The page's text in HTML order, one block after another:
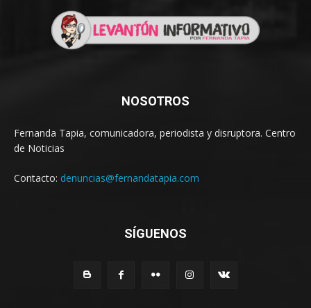
NOSOTROS
Fernanda Tapia, comunicadora, periodista y disruptora. Centro
de Noticias
Contacto: denuncias@fernandatapia.com
SÍGUENOS